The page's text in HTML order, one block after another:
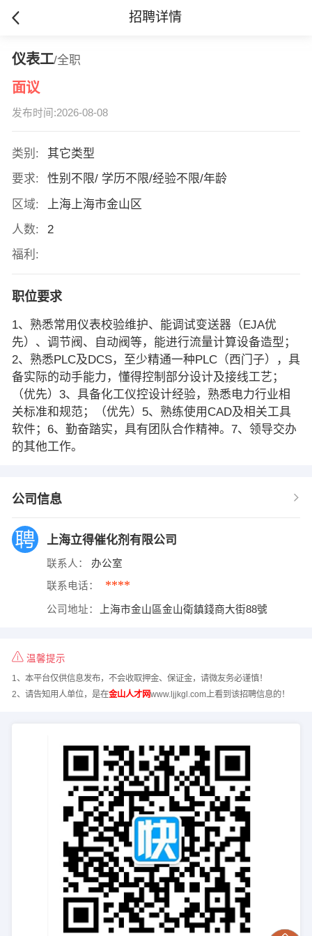
招聘详情
仪表工/全职
面议
发布时间:2026-08-08
类别:
其它类型
要求:
性别不限/ 学历不限/经验不限/年龄
区域:
上海上海市金山区
人数:
2
福利:
职位要求
1、熟悉常用仪表校验维护、能调试变送器（EJA优
先）、调节阀、自动阀等，能进行流量计算设备造型；
2、熟悉PLC及DCS，至少精通一种PLC（西门子），具
备实际的动手能力，懂得控制部分设计及接线工艺；
（优先）3、具备化工仪控设计经验，熟悉电力行业相
关标准和规范；（优先）5、熟练使用CAD及相关工具
软件；6、勤奋踏实，具有团队合作精神。7、领导交办
的其他工作。
公司信息
上海立得催化剂有限公司
联系人： 办公室
联系电话： ****
公司地址： 上海市金山區金山衛鎮錢商大街88號
温馨提示
1、本平台仅供信息发布，不会收取押金、保证金，请微友务必谨慎！
2、请告知用人单位，是在金山人才网www.ljjkgl.com上看到该招聘信息的！